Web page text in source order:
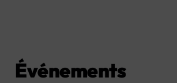
Événements